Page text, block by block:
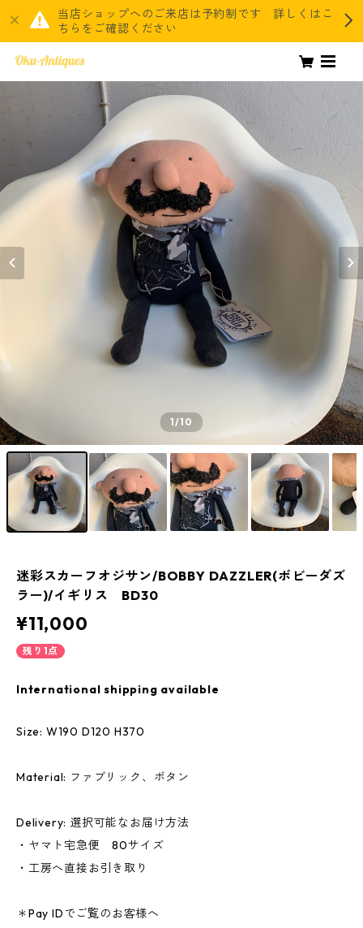
当店ショップへのご来店は予約制です 詳しくはこ
ちらをご確認ください
1/10
迷彩スカーフオジサン/BOBBY DAZZLER(ボビーダズ
ラー)/イギリス BD30
¥11,000
残り1点
International shipping available
Size: W190 D120 H370
Material: ファブリック、ボタン
Delivery: 選択可能なお届け方法
・ヤマト宅急便 80サイズ
・工房へ直接お引き取り
＊Pay IDでご覧のお客様へ